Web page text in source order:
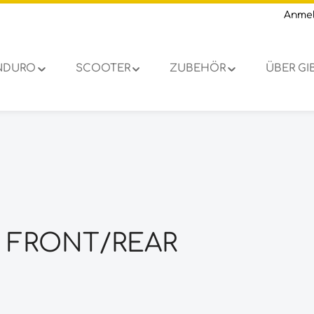
SCOOTER ZUBEHÖR ÜBER
REAR